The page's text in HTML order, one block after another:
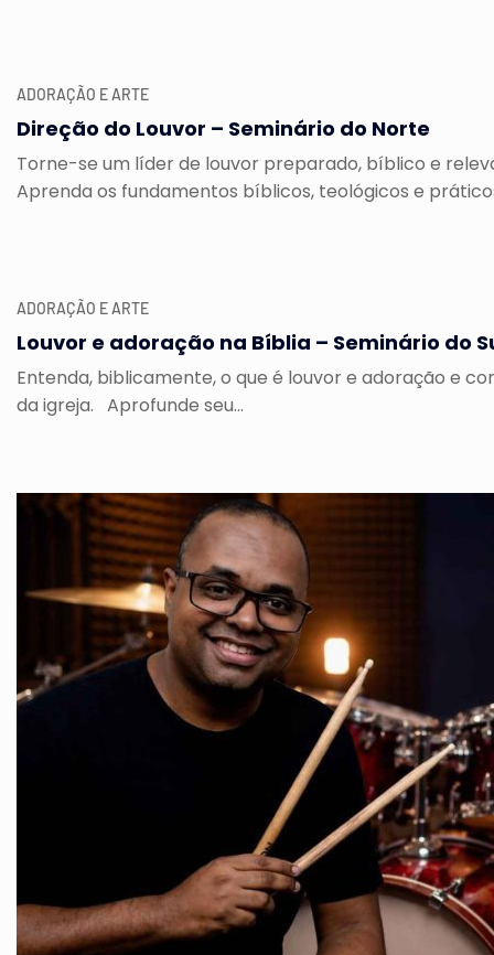
ADORAÇÃO E ARTE
Direção do Louvor – Seminário do Norte
Torne-se um líder de louvor preparado, bíblico e
Aprenda os fundamentos bíblicos, teológicos e
ADORAÇÃO E ARTE
Louvor e adoração na Bíblia – Seminário do
Entenda, biblicamente, o que é louvor e adoração e
da igreja. Aprofunde seu...